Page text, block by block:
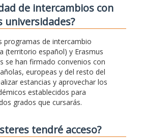
de intercambios con
universidades?
programas de intercambio
(territorio español) y Erasmus
se han firmado convenios con
europeas y del resto del
estancias y aprovechar los
establecidos para
grados que cursarás.
tendré acceso?